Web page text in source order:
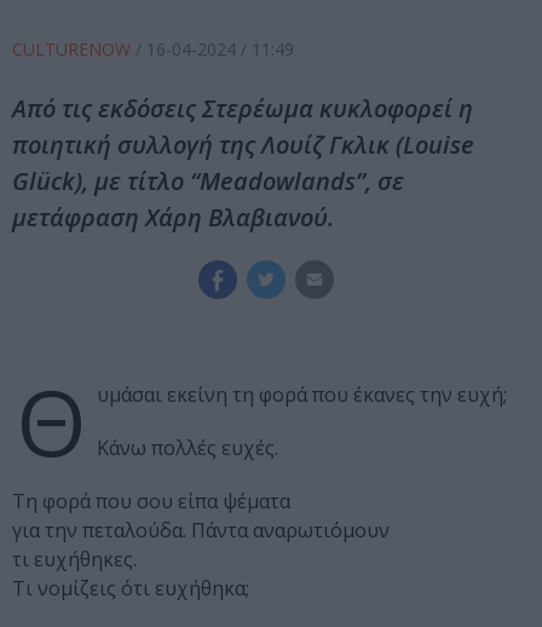
CULTURENOW / 16-04-2024 / 11:49
Από τις εκδόσεις Στερέωμα κυκλοφορεί η
ποιητική συλλογή της Λουίζ Γκλικ (Louise
Glück), με τίτλο “Meadowlands”, σε
μετάφραση Χάρη Βλαβιανού.
Θ
υμάσαι εκείνη τη φορά που έκανες την ευχή;
Κάνω πολλές ευχές.
Τη φορά που σου είπα ψέματα
για την πεταλούδα. Πάντα αναρωτιόμουν
τι ευχήθηκες.
Τι νομίζεις ότι ευχήθηκα;